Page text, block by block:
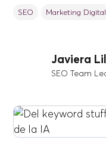
SEO Marketing Digital
Javiera
SEO Team